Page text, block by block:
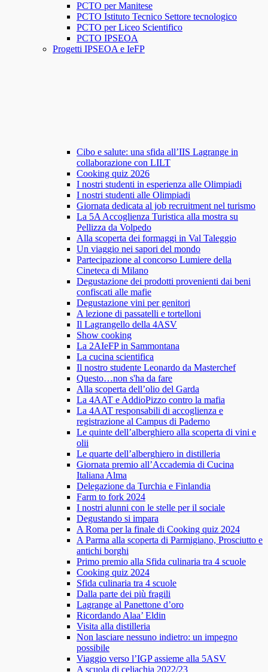
PCTO per Manitese
PCTO Istituto Tecnico Settore tecnologico
PCTO per Liceo Scientifico
PCTO IPSEOA
Progetti IPSEOA e IeFP
Cibo e salute: una sfida all’IIS Lagrange in
collaborazione con LILT
Cooking quiz 2026
I nostri studenti in esperienza alle Olimpiadi
I nostri studenti alle Olimpiadi
Giornata dedicata al job recruitment nel turismo
La 5A Accoglienza Turistica alla mostra su
Pellizza da Volpedo
Alla scoperta dei formaggi in Val Taleggio
Un viaggio nei sapori del mondo
Partecipazione al concorso Lumiere della
Cineteca di Milano
Degustazione dei prodotti provenienti dai beni
confiscati alle mafie
Degustazione vini per genitori
A lezione di passatelli e tortelloni
Il Lagrangello della 4ASV
Show cooking
La 2AIeFP in Sammontana
La cucina scientifica
Il nostro studente Leonardo da Masterchef
Questo…non s'ha da fare
Alla scoperta dell’olio del Garda
La 4AAT e AddioPizzo contro la mafia
La 4AAT responsabili di accoglienza e
registrazione al Campus di Paderno
Le quinte dell’alberghiero alla scoperta di vini e
olii
Le quarte dell’alberghiero in distilleria
Giornata premio all’Accademia di Cucina
Italiana Alma
Delegazione da Turchia e Finlandia
Farm to fork 2024
I nostri alunni con le stelle per il sociale
Degustando si impara
A Roma per la finale di Cooking quiz 2024
A Parma alla scoperta di Parmigiano, Prosciutto e
antichi borghi
Primo premio alla Sfida culinaria tra 4 scuole
Cooking quiz 2024
Sfida culinaria tra 4 scuole
Dalla parte dei più fragili
Lagrange al Panettone d’oro
Ricordando Alaa’ Eldin
Visita alla distilleria
Non lasciare nessuno indietro: un impegno
possibile
Viaggio verso l’IGP assieme alla 5ASV
A scuola di celiachia 2022/23